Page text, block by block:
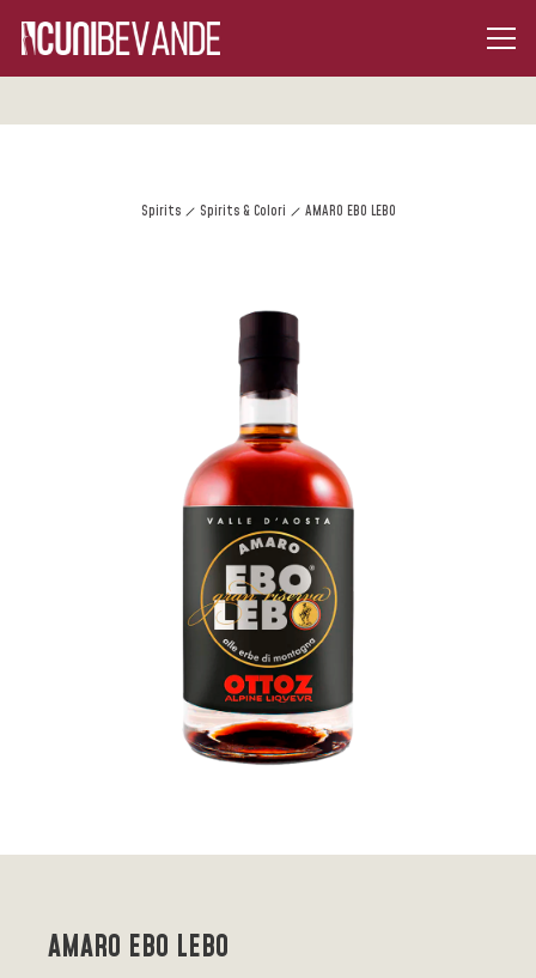
Spirits Spirits & Colori AMARO EBO LEBO
AMARO EBO LEBO